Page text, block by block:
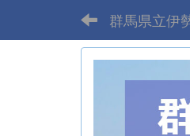
群馬県立伊